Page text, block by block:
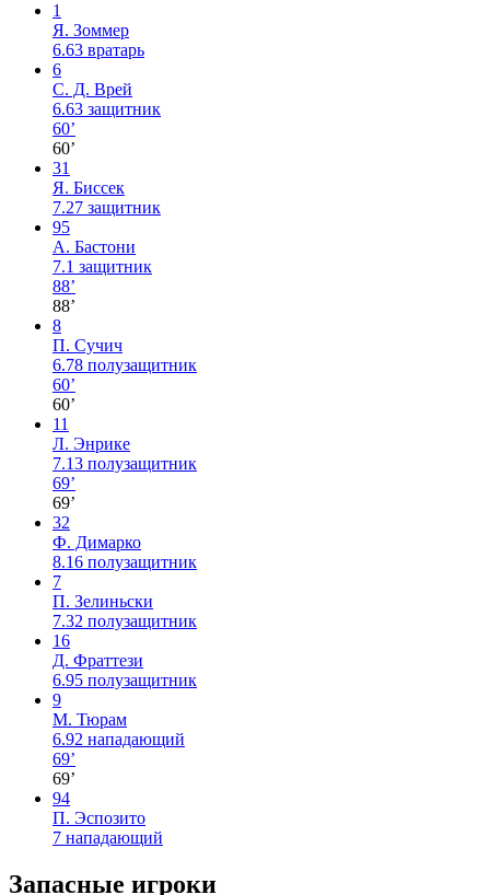
1
Я. Зоммер
6.63 вратарь
6
С. Д. Врей
6.63 защитник
60’
60’
31
Я. Биссек
7.27 защитник
95
А. Бастони
7.1 защитник
88’
88’
8
П. Сучич
6.78 полузащитник
60’
60’
11
Л. Энрике
7.13 полузащитник
69’
69’
32
Ф. Димарко
8.16 полузащитник
7
П. Зелиньски
7.32 полузащитник
16
Д. Фраттези
6.95 полузащитник
9
М. Тюрам
6.92 нападающий
69’
69’
94
П. Эспозито
7 нападающий
Запасные игроки